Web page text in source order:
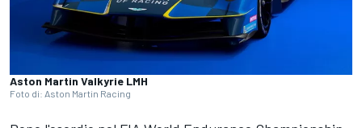
Aston Martin Valkyrie LMH
Foto di: Aston Martin Racing